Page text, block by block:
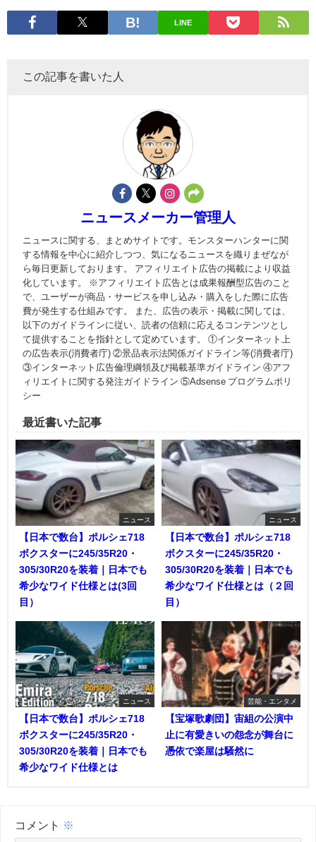
LINE
この記事を書いた人
ニュースメーカー管理人
ニュースに関する、まとめサイトです。モンスターハンターに関
する情報を中心に紹介しつつ、気になるニュースを織りまぜなが
ら毎日更新しております。 アフィリエイト広告の掲載により収益
化しています。 ※アフィリエイト広告とは成果報酬型広告のこと
で、ユーザーが商品・サービスを申し込み・購入をした際に広告
費が発生する仕組みです。 また、広告の表示・掲載に関しては、
以下のガイドラインに従い、読者の信頼に応えるコンテンツとし
て提供することを指針として定めています。 ①インターネット上
の広告表示(消費者庁) ②景品表示法関係ガイドライン等(消費者庁)
③インターネット広告倫理綱領及び掲載基準ガイドライン ④アフ
ィリエイトに関する発注ガイドライン ⑤Adsense プログラムポリ
シー
最近書いた記事
ニュース
【日本で数台】ポルシェ718
ボクスターに245/35R20・
305/30R20を装着｜日本でも
希少なワイド仕様とは(3回
目）
ニュース
【日本で数台】ポルシェ718
ボクスターに245/35R20・
305/30R20を装着｜日本でも
希少なワイド仕様とは（２回
目）
ニュース
【日本で数台】ポルシェ718
ボクスターに245/35R20・
305/30R20を装着｜日本でも
希少なワイド仕様とは
芸能・エンタメ
【宝塚歌劇団】宙組の公演中
止に有愛きいの怨念が舞台に
憑依で楽屋は騒然に
コメント ※